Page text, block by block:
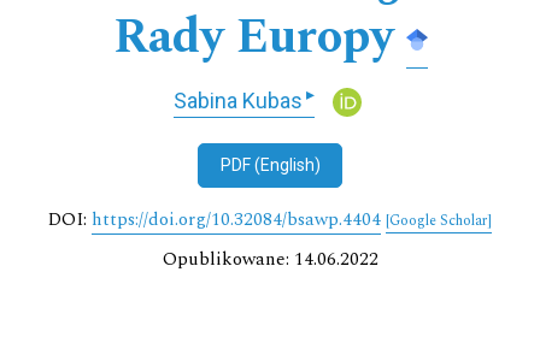
Rady Europy
Sabina Kubas ▸
PDF (English)
DOI: https://doi.org/10.32084/bsawp.4404 [Google Scholar]
Opublikowane: 14.06.2022